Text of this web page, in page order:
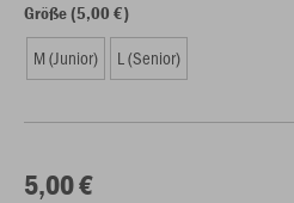
Größe (5,00 €)
M (Junior) L (Senior)
5,00 €